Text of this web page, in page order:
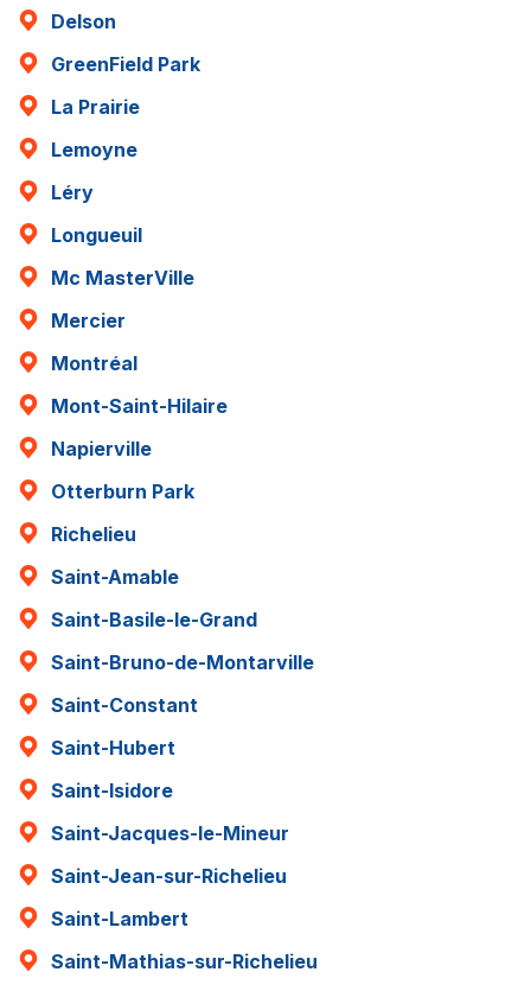
Delson
GreenField Park
La Prairie
Lemoyne
Léry
Longueuil
Mc MasterVille
Mercier
Montréal
Mont-Saint-Hilaire
Napierville
Otterburn Park
Richelieu
Saint-Amable
Saint-Basile-le-Grand
Saint-Bruno-de-Montarville
Saint-Constant
Saint-Hubert
Saint-Isidore
Saint-Jacques-le-Mineur
Saint-Jean-sur-Richelieu
Saint-Lambert
Saint-Mathias-sur-Richelieu